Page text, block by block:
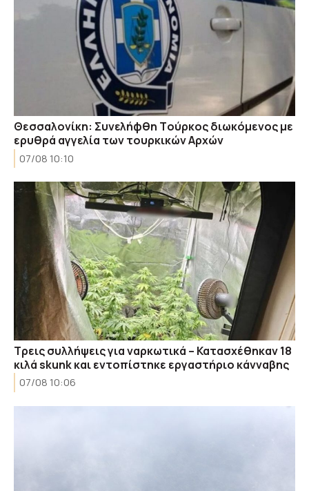
Θεσσαλονίκη: Συνελήφθη Tούρκος διωκόμενος με
ερυθρά αγγελία των τουρκικών Αρχών
07/08 10:10
Τρεις συλλήψεις για ναρκωτικά – Κατασχέθηκαν 18
κιλά skunk και εντοπίστηκε εργαστήριο κάνναβης
07/08 10:06